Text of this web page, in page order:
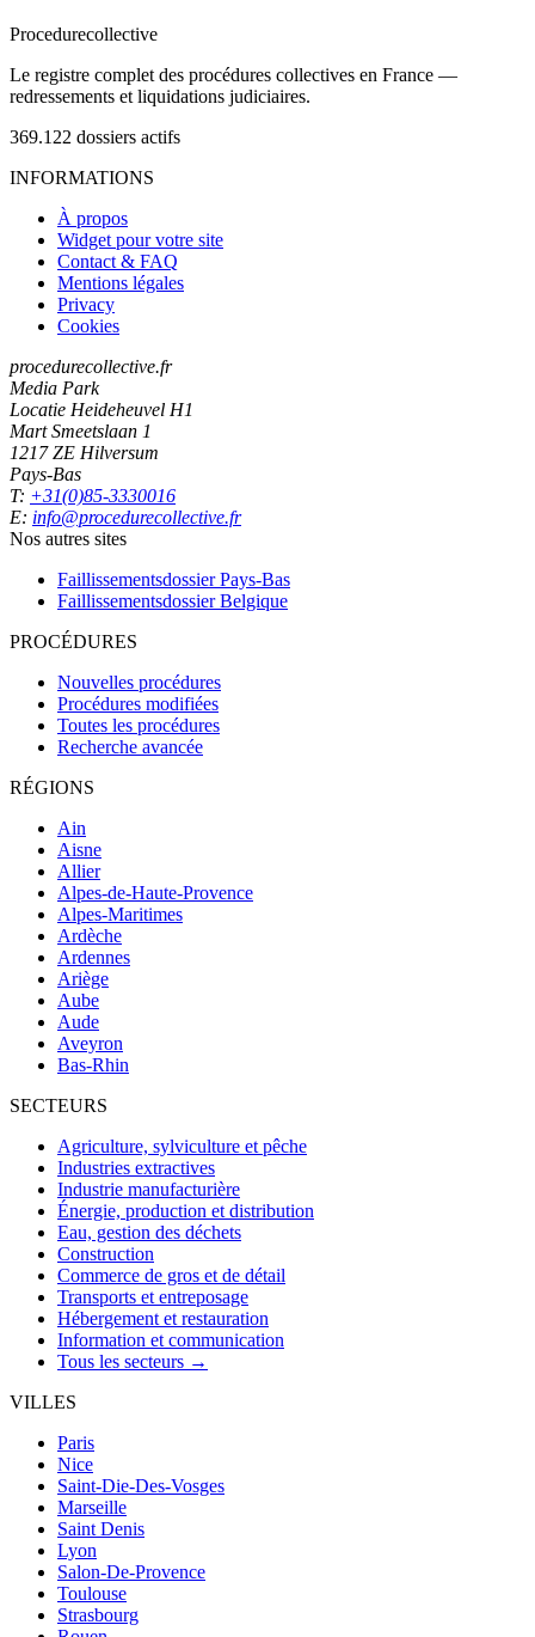
Procedurecollective
Le registre complet des procédures collectives en France —
redressements et liquidations judiciaires.
369.122 dossiers actifs
INFORMATIONS
À propos
Widget pour votre site
Contact & FAQ
Mentions légales
Privacy
Cookies
procedurecollective.fr
Media Park
Locatie Heideheuvel H1
Mart Smeetslaan 1
1217 ZE Hilversum
Pays-Bas
T: +31(0)85-3330016
E: info@procedurecollective.fr
Nos autres sites
Faillissementsdossier Pays-Bas
Faillissementsdossier Belgique
PROCÉDURES
Nouvelles procédures
Procédures modifiées
Toutes les procédures
Recherche avancée
RÉGIONS
Ain
Aisne
Allier
Alpes-de-Haute-Provence
Alpes-Maritimes
Ardèche
Ardennes
Ariège
Aube
Aude
Aveyron
Bas-Rhin
SECTEURS
Agriculture, sylviculture et pêche
Industries extractives
Industrie manufacturière
Énergie, production et distribution
Eau, gestion des déchets
Construction
Commerce de gros et de détail
Transports et entreposage
Hébergement et restauration
Information et communication
Tous les secteurs →
VILLES
Paris
Nice
Saint-Die-Des-Vosges
Marseille
Saint Denis
Lyon
Salon-De-Provence
Toulouse
Strasbourg